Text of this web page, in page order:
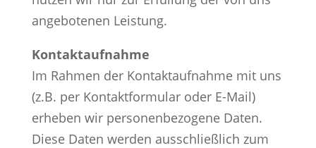
angebotenen Leistung.
Kontaktaufnahme
Im Rahmen der Kontaktaufnahme mit uns
(z.B. per Kontaktformular oder E-Mail)
erheben wir personenbezogene Daten.
Diese Daten werden ausschließlich zum